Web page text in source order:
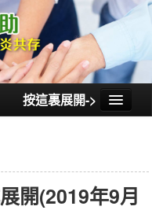
按這裏展開->
開(2019年9月